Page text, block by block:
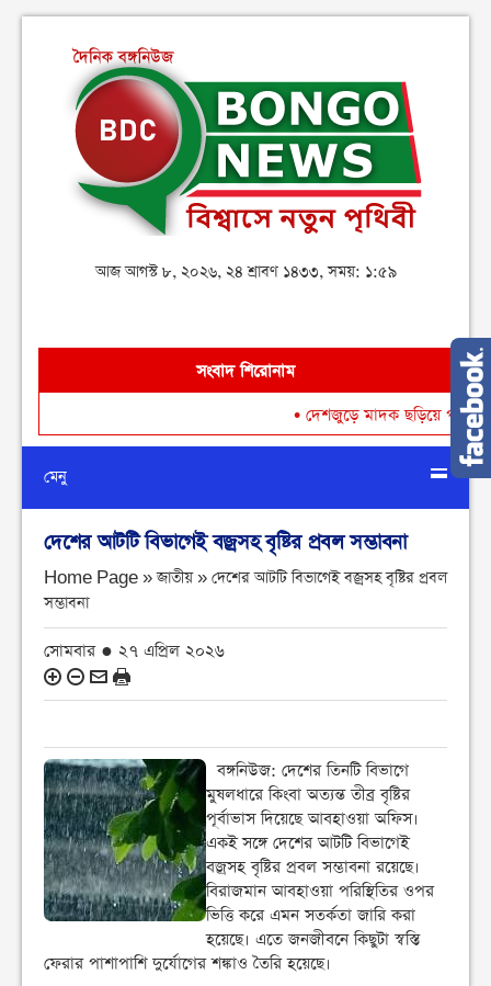
আজ আগস্ট ৮, ২০২৬, ২৪ শ্রাবণ ১৪৩৩, সময়: ১:৫৯
সংবাদ শিরোনাম
দেশজুড়ে মাদক ছড়িয়ে পড়া
মেনু
দেশের আটটি বিভাগেই বজ্রসহ বৃষ্টির প্রবল সম্ভাবনা
Home Page » জাতীয় » দেশের আটটি বিভাগেই বজ্রসহ বৃষ্টির প্রবল
সম্ভাবনা
সোমবার ● ২৭ এপ্রিল ২০২৬
বঙ্গনিউজ: দেশের তিনটি বিভাগে
মুষলধারে কিংবা অত্যন্ত তীব্র বৃষ্টির
পূর্বাভাস দিয়েছে আবহাওয়া অফিস।
একই সঙ্গে দেশের আটটি বিভাগেই
বজ্রসহ বৃষ্টির প্রবল সম্ভাবনা রয়েছে।
বিরাজমান আবহাওয়া পরিস্থিতির ওপর
ভিত্তি করে এমন সতর্কতা জারি করা
হয়েছে। এতে জনজীবনে কিছুটা স্বস্তি
ফেরার পাশাপাশি দুর্যোগের শঙ্কাও তৈরি হয়েছে।